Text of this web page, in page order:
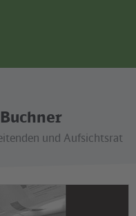
und Aufsichtsrat